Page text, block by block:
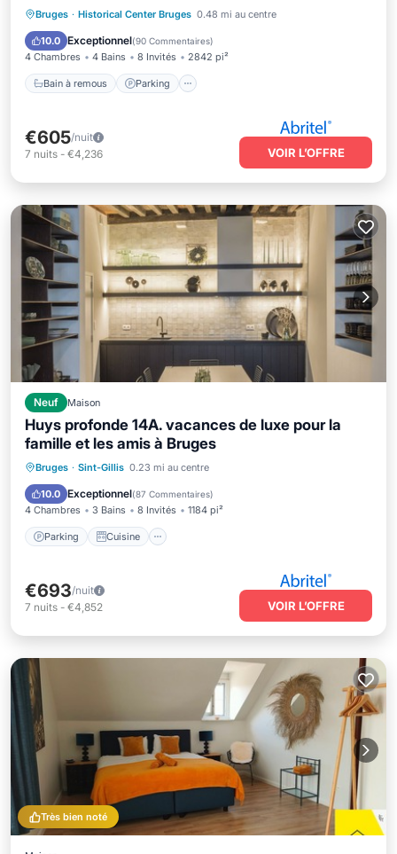
Bruges · Historical Center Bruges 0.48 mi au centre
10.0 Exceptionnel(90 Commentaires)
4 Chambres 4 Bains 8 Invités 2842 pi²
Bain à remous Parking
Bain à remous Parking
Spa
Balcon/Terrasse
€605/nuit
7 nuits - €4,236 VOIR L’OFFRE
Neuf Maison
Huys profonde 14A. vacances de luxe pour la
famille et les amis à Bruges
Bruges · Sint-Gillis 0.23 mi au centre
10.0 Exceptionnel(87 Commentaires)
4 Chambres 3 Bains 8 Invités 1184 pi²
Parking Cuisine
Parking Cuisine
Adapté aux enfants
€693/nuit
7 nuits - €4,852 VOIR L’OFFRE
Très bien noté